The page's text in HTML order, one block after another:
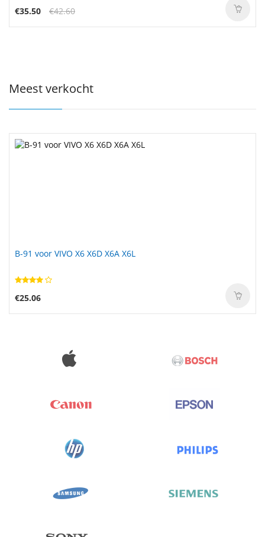
€35.50 €42.60
Meest verkocht
B-91 voor VIVO X6 X6D X6A X6L
€25.06
AS10D3E voor ACER Aspire 5733 5741 5742 5750 4750g
€72.99